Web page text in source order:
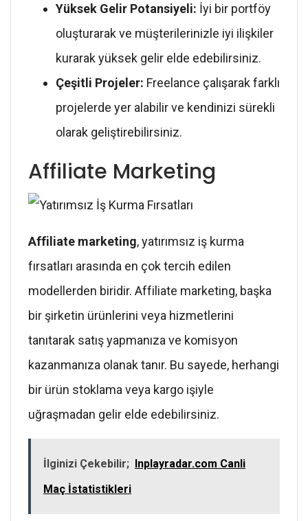
Yüksek Gelir Potansiyeli: İyi bir portföy
oluşturarak ve müşterilerinizle iyi ilişkiler
kurarak yüksek gelir elde edebilirsiniz.
Çeşitli Projeler: Freelance çalışarak farklı
projelerde yer alabilir ve kendinizi sürekli
olarak geliştirebilirsiniz.
Affiliate Marketing
Affiliate marketing, yatırımsız iş kurma
fırsatları arasında en çok tercih edilen
modellerden biridir. Affiliate marketing, başka
bir şirketin ürünlerini veya hizmetlerini
tanıtarak satış yapmanıza ve komisyon
kazanmanıza olanak tanır. Bu sayede, herhangi
bir ürün stoklama veya kargo işiyle
uğraşmadan gelir elde edebilirsiniz.
İlginizi Çekebilir; Inplayradar.com Canli
Maç İstatistikleri